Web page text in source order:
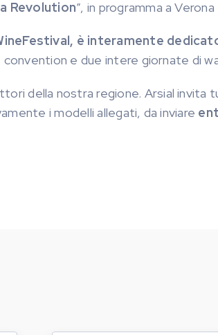
Revolution”, in programma a Verona
è interamente
e due intere giornate di
della nostra regione. Arsial
i modelli allegati, da inviare